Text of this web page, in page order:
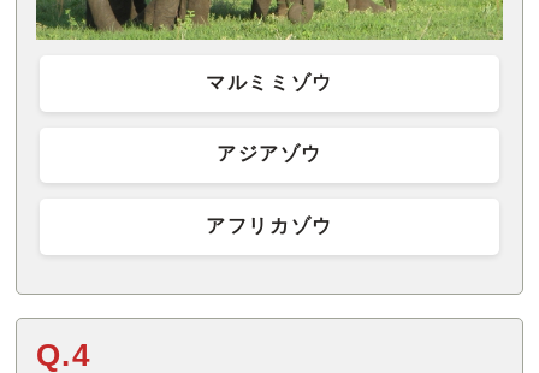
マルミミゾウ
アジアゾウ
アフリカゾウ
Q.4